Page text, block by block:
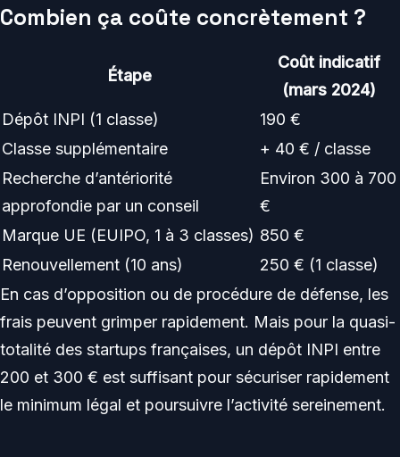
Combien ça coûte concrètement ?
Étape
Coût indicatif
(mars 2024)
Dépôt INPI (1 classe)
190 €
Classe supplémentaire
+ 40 € / classe
Recherche d’antériorité
approfondie par un conseil
Environ 300 à 700
€
Marque UE (EUIPO, 1 à 3 classes) 850 €
Renouvellement (10 ans)
250 € (1 classe)
En cas d’opposition ou de procédure de défense, les
frais peuvent grimper rapidement. Mais pour la quasi-
totalité des startups françaises, un dépôt INPI entre
200 et 300 € est suffisant pour sécuriser rapidement
le minimum légal et poursuivre l’activité sereinement.